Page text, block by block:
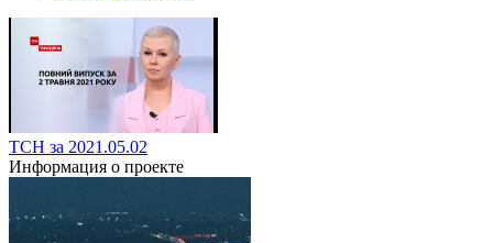
ТСН за 2021.05.02
Информация о проекте